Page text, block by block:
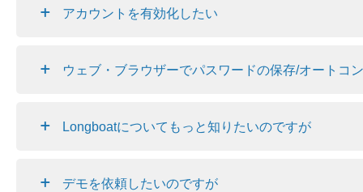
アカウントを有効化したい
ウェブ・ブラウザーでパスワードの保存/オートコ
Longboatについてもっと知りたいのですが
デモを依頼したいのですが